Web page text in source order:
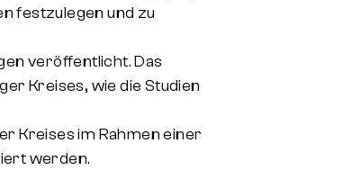
festzulegen und zu
veröffentlicht. Das
Kreises, wie die Studien
Kreises im Rahmen einer
werden.